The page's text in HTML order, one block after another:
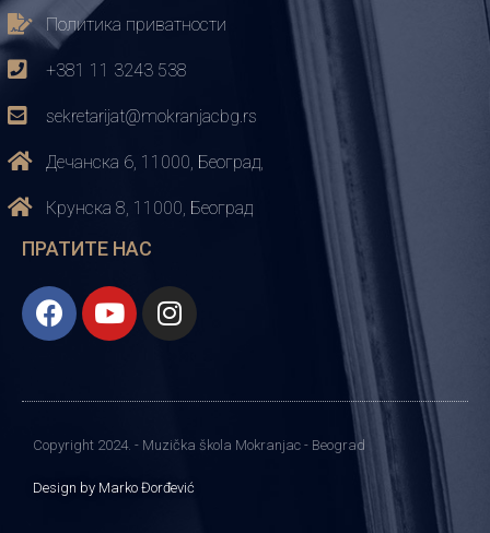
Политика приватности
+381 11 3243 538
sekretarijat@mokranjacbg.rs
Дечанска 6, 11000, Београд,
Крунска 8, 11000, Београд
ПРАТИТЕ НАС
Copyright 2024. - Muzička škola Mokranjac - Beograd
Design by Marko Đorđević